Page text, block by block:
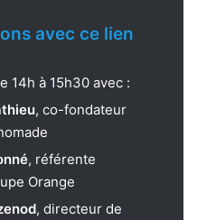
avec ce lien
14h à 15h30 avec :
, co-fondateur
, référente
Orange
, directeur de